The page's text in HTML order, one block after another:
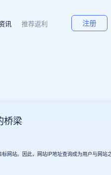
讯 推荐返利 注册
桥梁
站。因此，网站IP地址查询成为用户与网站